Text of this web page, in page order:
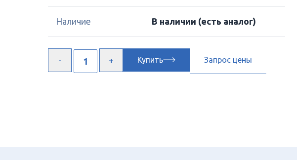
Наличие В наличии (есть аналог)
Купить Запрос цены